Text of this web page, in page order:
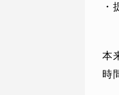
・
本
時